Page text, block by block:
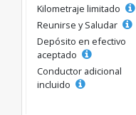
Kilometraje limitado
Reunirse y Saludar
Depósito en efectivo
aceptado
Conductor adicional
incluido